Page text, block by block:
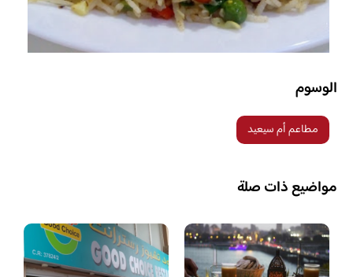
الوسوم
مطاعم أم سيعيد
مواضيع ذات صلة